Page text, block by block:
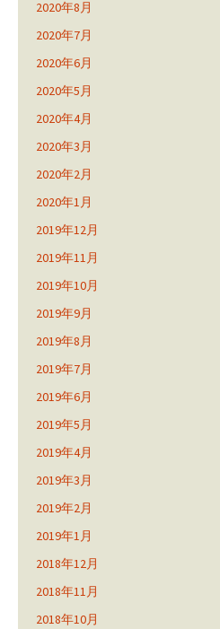
2020年8月
2020年7月
2020年6月
2020年5月
2020年4月
2020年3月
2020年2月
2020年1月
2019年12月
2019年11月
2019年10月
2019年9月
2019年8月
2019年7月
2019年6月
2019年5月
2019年4月
2019年3月
2019年2月
2019年1月
2018年12月
2018年11月
2018年10月